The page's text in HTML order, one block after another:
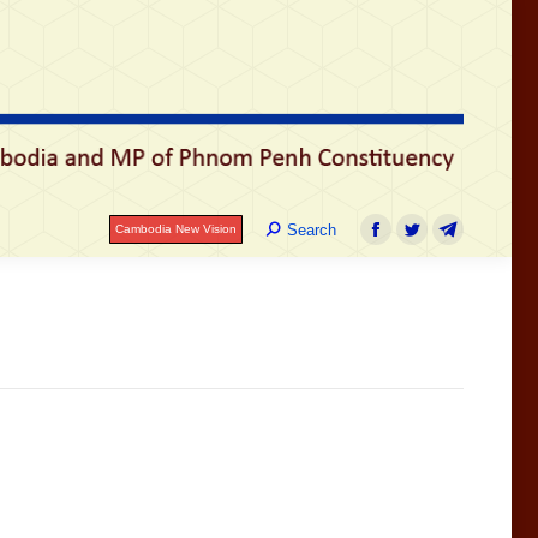
Cambodia New Vision Search:
Search
Facebook
TwitterTelegram